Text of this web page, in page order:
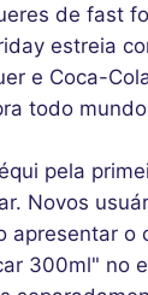
de fast
estreia
e Coca-
todo
pela
Novos
apresentar
300ml" no